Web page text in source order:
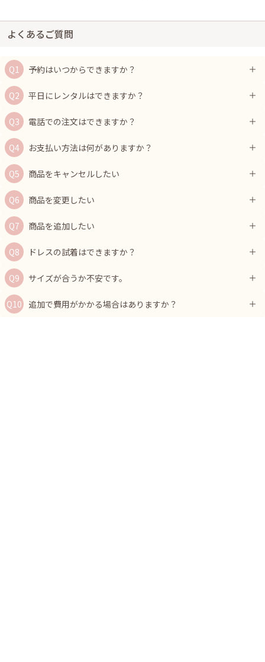
よくあるご質問
予約はいつからできますか？
平日にレンタルはできますか？
電話での注文はできますか？
お支払い方法は何がありますか？
商品をキャンセルしたい
商品を変更したい
商品を追加したい
ドレスの試着はできますか？
サイズが合うか不安です。
追加で費用がかかる場合はありますか？